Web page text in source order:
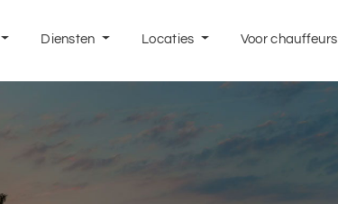
Diensten Locaties Voor chauffeurs